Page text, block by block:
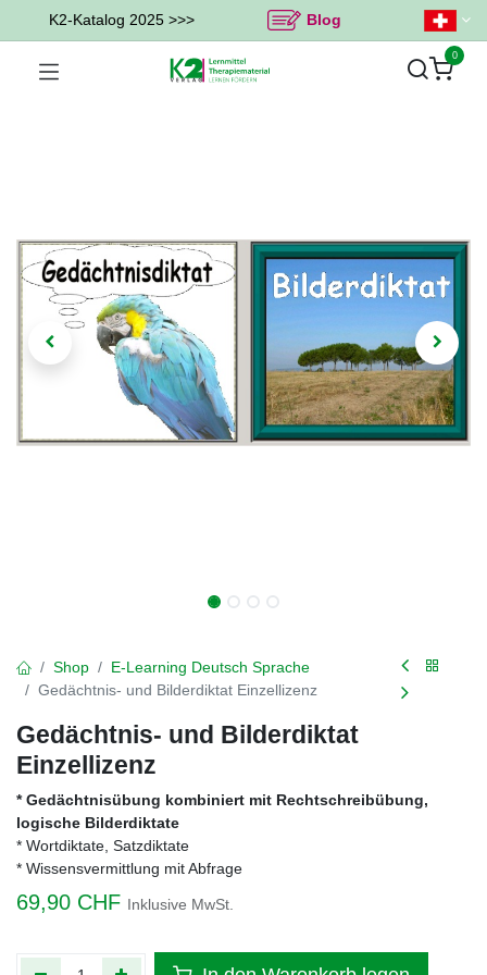
K2-Katalog 2025 >>> Blog
0
Shop
E-Learning Deutsch Sprache
Gedächtnis- und Bilderdiktat Einzellizenz
Gedächtnis- und Bilderdiktat
Einzellizenz
* Gedächtnisübung kombiniert mit Rechtschreibübung,
logische Bilderdiktate
* Wortdiktate, Satzdiktate
* Wissensvermittlung mit Abfrage
69,90 CHF Inklusive MwSt.